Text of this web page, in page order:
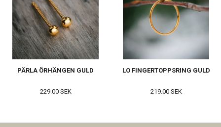
PÄRLA ÖRHÄNGEN GULD
229.00 SEK
LO FINGERTOPPSRING GULD
219.00 SEK